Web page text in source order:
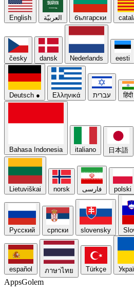
English العربيّة български
česky dansk Nederlands eesti
Deutsch ● Ελληνικά עברית हिंदी
Bahasa Indonesia italiano 日本語
Lietuviškai norsk فارسی polski
Русский српски slovensky
español ภาษาไทย Türkçe
AppsGolem